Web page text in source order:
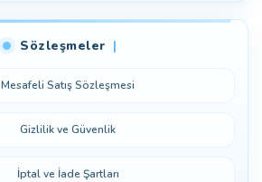
Sözleşmeler
Mesafeli Satış Sözleşmesi
Gizlilik ve Güvenlik
İptal ve İade Şartları